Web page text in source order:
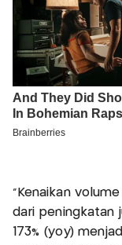
“Kenaikan
dari peningkatan
173% (yoy)